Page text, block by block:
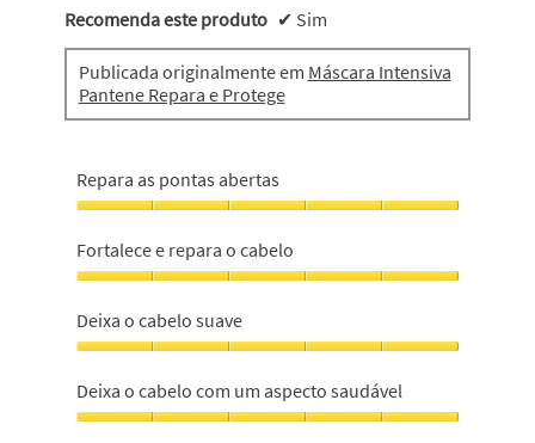
Recomenda este produto ✔ Sim
Publicada originalmente em Máscara Intensiva
Pantene Repara e Protege
Repara as pontas abertas
as
pontas
abertas,
5
em
5
Fortalece e repara o cabelo
e
repara
o
cabelo,
5
em
Deixa o cabelo suave
o
cabelo
suave,
Deixa o cabelo com um aspecto saudável